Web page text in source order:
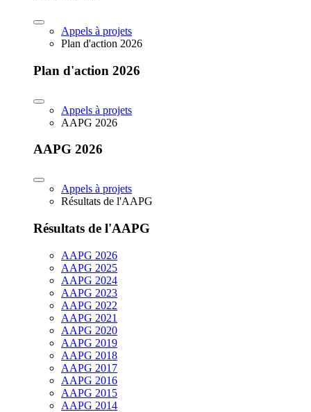
Appels à projets
Plan d'action 2026
Plan d'action 2026
Appels à projets
AAPG 2026
AAPG 2026
Appels à projets
Résultats de l'AAPG
Résultats de l'AAPG
AAPG 2026
AAPG 2025
AAPG 2024
AAPG 2023
AAPG 2022
AAPG 2021
AAPG 2020
AAPG 2019
AAPG 2018
AAPG 2017
AAPG 2016
AAPG 2015
AAPG 2014